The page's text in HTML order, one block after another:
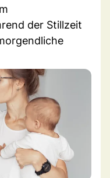
der Stillzeit